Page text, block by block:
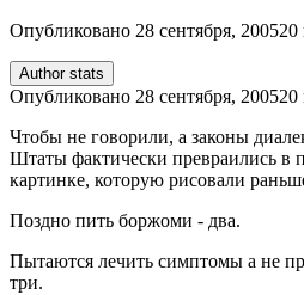
Опубликовано 28 сентября, 200520
Author stats
Опубликовано 28 сентября, 200520
Чтобы не говорили, а законы
Штаты фактически превраились в
картинке, которую рисовали
Поздно пить боржоми - два.
Пытаются лечить симптомы а не
три.